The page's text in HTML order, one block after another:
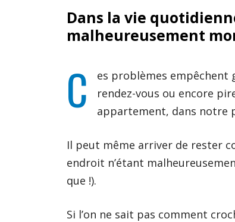
Dans la vie
malheureusement
C
es problèmes empêchent
rendez-vous ou encore
appartement, dans notre
Il peut même arriver de rester
endroit n’étant
que !).
Si l’on ne sait pas comment